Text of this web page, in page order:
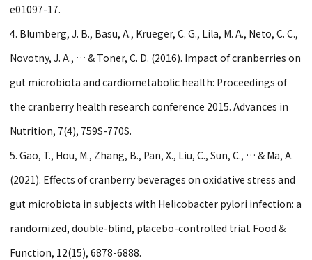
e01097-17.
4. Blumberg, J. B., Basu, A., Krueger, C. G., Lila, M. A., Neto, C. C.,
Novotny, J. A., … & Toner, C. D. (2016). Impact of cranberries on
gut microbiota and cardiometabolic health: Proceedings of
the cranberry health research conference 2015. Advances in
Nutrition, 7(4), 759S-770S.
5. Gao, T., Hou, M., Zhang, B., Pan, X., Liu, C., Sun, C., … & Ma, A.
(2021). Effects of cranberry beverages on oxidative stress and
gut microbiota in subjects with Helicobacter pylori infection: a
randomized, double-blind, placebo-controlled trial. Food &
Function, 12(15), 6878-6888.